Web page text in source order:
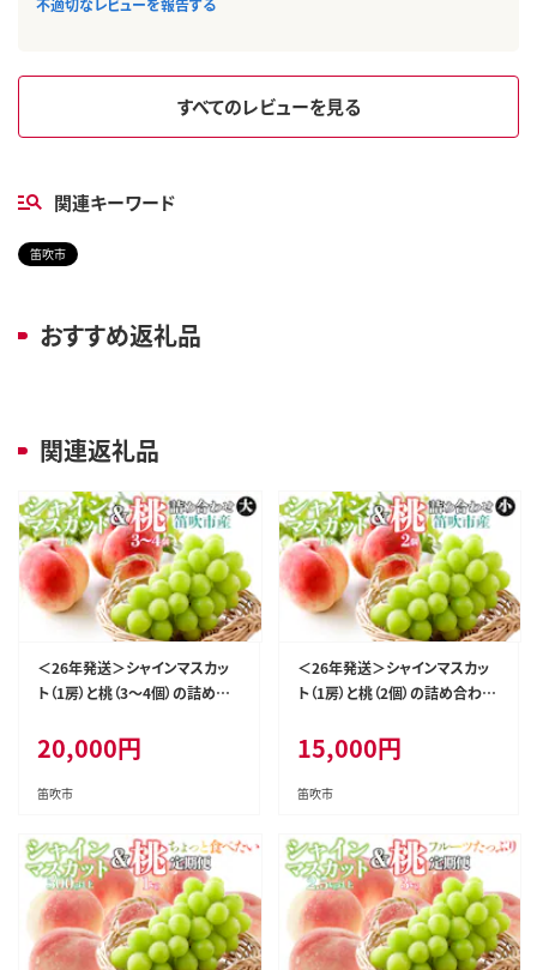
すべてのレビューを見る
関連キーワード
笛吹市
おすすめ返礼品
関連返礼品
＜26年発送＞シャインマスカッ
ト（1房）と桃（3～4個）の詰め合
20,000円
笛吹市
＜26年発送＞シャインマスカッ
ト（1房）と桃（2個）の詰め合わせ
15,000円
笛吹市